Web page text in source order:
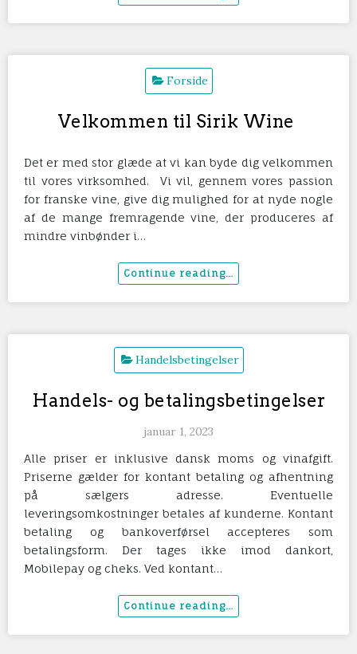
Forside
Velkommen til Sirik Wine
Det er med stor glæde at vi kan byde dig velkommen
til vores virksomhed. Vi vil, gennem vores passion
for franske vine, give dig mulighed for at nyde nogle
af de mange fremragende vine, der produceres af
mindre vinbønder i…
Handelsbetingelser
Handels- og betalingsbetingelser
januar 1, 2023
Alle priser er inklusive dansk moms og vinafgift.
Priserne gælder for kontant betaling og afhentning
på sælgers adresse. Eventuelle
leveringsomkostninger betales af kunderne. Kontant
betaling og bankoverførsel accepteres som
betalingsform. Der tages ikke imod dankort,
Mobilepay og cheks. Ved kontant…